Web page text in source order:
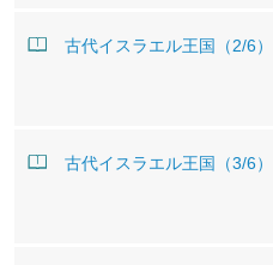
古代イスラエル王国（2/6
古代イスラエル王国（3/6